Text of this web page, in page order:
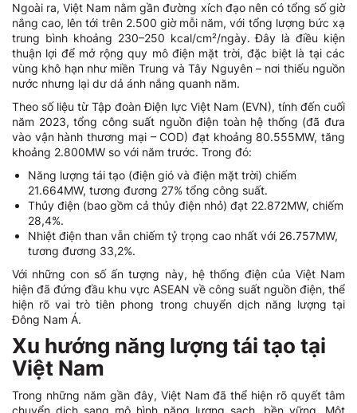
Ngoài ra, Việt Nam nằm gần đường xích đạo nên có tổng số giờ
nắng cao, lên tới trên 2.500 giờ mỗi năm, với tổng lượng bức xạ
trung bình khoảng 230–250 kcal/cm²/ngày. Đây là điều kiện
thuận lợi để mở rộng quy mô điện mặt trời, đặc biệt là tại các
vùng khô hạn như miền Trung và Tây Nguyên – nơi thiếu nguồn
nước nhưng lại dư dả ánh nắng quanh năm.
Theo số liệu từ Tập đoàn Điện lực Việt Nam (EVN), tính đến cuối
năm 2023, tổng công suất nguồn điện toàn hệ thống (đã đưa
vào vận hành thương mại – COD) đạt khoảng 80.555MW, tăng
khoảng 2.800MW so với năm trước. Trong đó:
Năng lượng tái tạo (điện gió và điện mặt trời) chiếm
21.664MW, tương đương 27% tổng công suất.
Thủy điện (bao gồm cả thủy điện nhỏ) đạt 22.872MW, chiếm
28,4%.
Nhiệt điện than vẫn chiếm tỷ trọng cao nhất với 26.757MW,
tương đương 33,2%.
Với những con số ấn tượng này, hệ thống điện của Việt Nam
hiện đã đứng đầu khu vực ASEAN về công suất nguồn điện, thể
hiện rõ vai trò tiên phong trong chuyển dịch năng lượng tại
Đông Nam Á.
Xu hướng năng lượng tái tạo tại
Việt Nam
Trong những năm gần đây, Việt Nam đã thể hiện rõ quyết tâm